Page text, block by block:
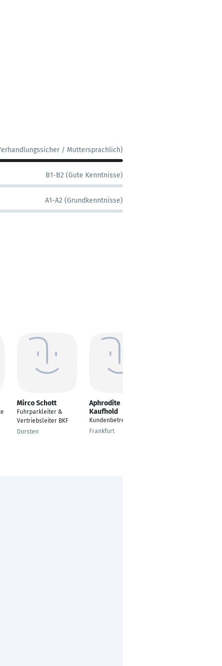
/ Muttersprachlich)
B1-B2 (Gute Kenntnisse)
A1-A2 (Grundkenntnisse)
Mirco Schott
Fuhrparkleiter &
Vertriebsleiter BKF
Dorsten
Aphrodite
Kaufhold
Kundenbetreuerin
Frankfurt